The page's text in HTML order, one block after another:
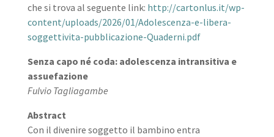
che si trova al seguente link: http://cartonlus.it/wp-
content/uploads/2026/01/Adolescenza-e-libera-
soggettivita-pubblicazione-Quaderni.pdf
Senza capo né coda: adolescenza intransitiva e
assuefazione
Fulvio Tagliagambe
Abstract
Con il divenire soggetto il bambino entra